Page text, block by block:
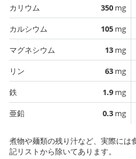
カリウム
350 mg
カルシウム
105 mg
マグネシウム
13 mg
リン
63 mg
鉄
1.9 mg
亜鉛
0.3 mg
煮物や麺類の残り汁など、実際には
記リストから除いてあります。